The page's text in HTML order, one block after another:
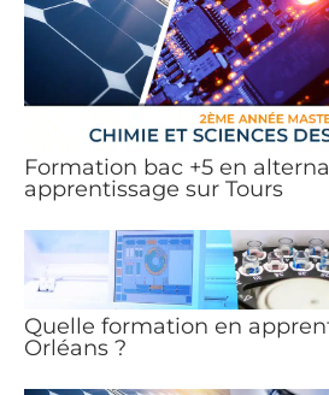
Formation bac +5 en
apprentissage sur Tours
Quelle formation en
Orléans ?